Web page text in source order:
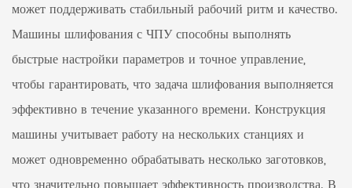
может поддерживать стабильный рабочий ритм и качество.
Машины шлифования с ЧПУ способны выполнять
быстрые настройки параметров и точное управление,
чтобы гарантировать, что задача шлифования выполняется
эффективно в течение указанного времени. Конструкция
машины учитывает работу на нескольких станциях и
может одновременно обрабатывать несколько заготовков,